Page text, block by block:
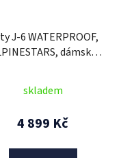
J-6 WATERPROOF,
dámské
skladem
4 899 Kč